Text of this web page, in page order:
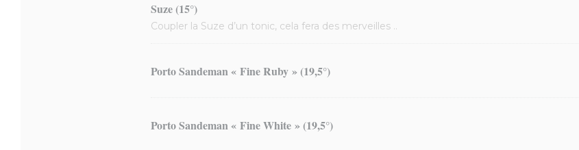
Suze (15°)
Coupler la Suze d’un tonic, cela fera des merveilles ..
Porto Sandeman « Fine Ruby » (19,5°)
Porto Sandeman « Fine White » (19,5°)